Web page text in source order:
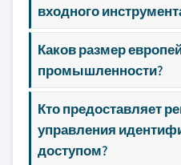
входного
Каков размер
промышленности?
Кто предоставляет
управления
доступом?